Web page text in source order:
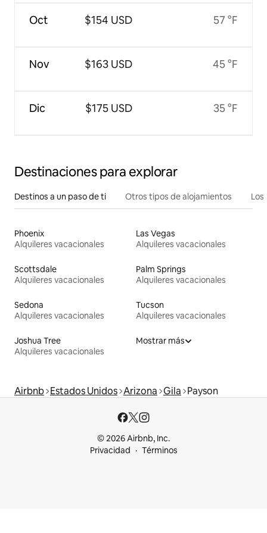
Oct
Nov
Dic
$154 USD
$163 USD
$175 USD
57 °F
45 °F
35 °F
Destinaciones para explorar
Destinos a un paso de ti Otros tipos de alojamientos
Phoenix
Alquileres vacacionales
Las Vegas
Alquileres vacacionales
Scottsdale
Alquileres vacacionales
Palm Springs
Alquileres vacacionales
Sedona
Alquileres vacacionales
Tucson
Alquileres vacacionales
Joshua Tree
Alquileres vacacionales
Mostrar más
Airbnb Estados Unidos Arizona Gila Payson
© 2026 Airbnb, Inc.
Privacidad
Términos